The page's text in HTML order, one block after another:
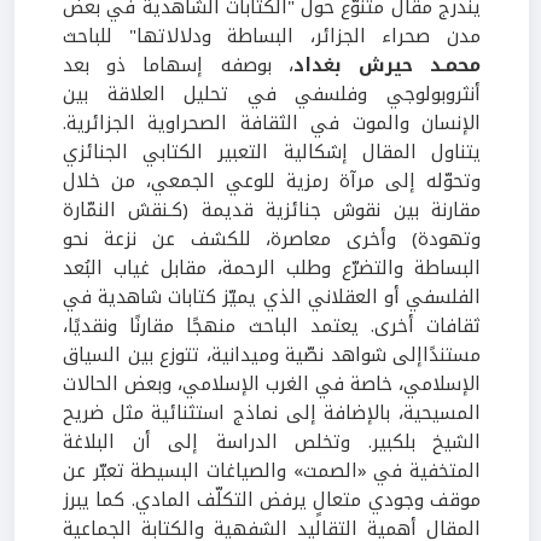
يندرج مقال متنوّع حول "الكتابات الشاهدية في بعض
مدن صحراء الجزائر، البساطة ودلالاتها" للباحث
محمـد حيرش بغداد، بوصفه إسهاما ذو بعد
أنثروبولوجي وفلسفي في تحليل العلاقة بين
الإنسان والموت في الثقافة الصحراوية الجزائرية.
يتناول المقال إشكالية التعبير الكتابي الجنائزي
وتحوّله إلى مرآة رمزية للوعي الجمعي، من خلال
مقارنة بين نقوش جنائزية قديمة (كـنقش النمّارة
وتهودة) وأخرى معاصرة، للكشف عن نزعة نحو
البساطة والتضرّع وطلب الرحمة، مقابل غياب البُعد
الفلسفي أو العقلاني الذي يميّز كتابات شاهدية في
ثقافات أخرى. يعتمد الباحث منهجًا مقارنًا ونقديًا،
مستندًاإلى شواهد نصّية وميدانية، تتوزع بين السياق
الإسلامي، خاصة في الغرب الإسلامي، وبعض الحالات
المسيحية، بالإضافة إلى نماذج استثنائية مثل ضريح
الشيخ بلكبير. وتخلص الدراسة إلى أن البلاغة
المتخفية في «الصمت» والصياغات البسيطة تعبّر عن
موقف وجودي متعالٍ يرفض التكلّف المادي. كما يبرز
المقال أهمية التقاليد الشفهية والكتابة الجماعية